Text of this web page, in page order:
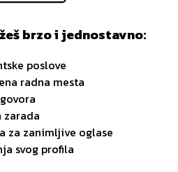
brzo i jednostavno:
poslove
radna mesta
za zanimljive oglase
svog profila